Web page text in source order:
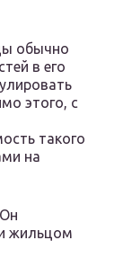
обычно
в его
этого, с
такого
на
жильцом